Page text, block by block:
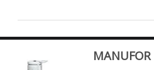
MANUFOR